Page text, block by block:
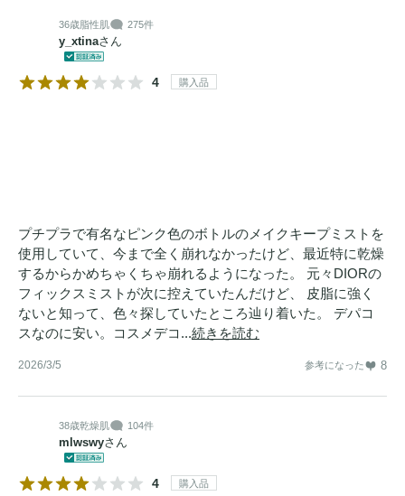
36歳脂性肌 275件
y_xtinaさん
4 購入品
プチプラで有名なピンク色のボトルのメイクキープミストを
使用していて、今まで全く崩れなかったけど、最近特に乾燥
するからかめちゃくちゃ崩れるようになった。 元々DIORの
フィックスミストが次に控えていたんだけど、 皮脂に強く
ないと知って、色々探していたところ辿り着いた。 デパコ
スなのに安い。コスメデコ...続きを読む
2026/3/5 参考になった 8
38歳乾燥肌 104件
mlwswyさん
4 購入品